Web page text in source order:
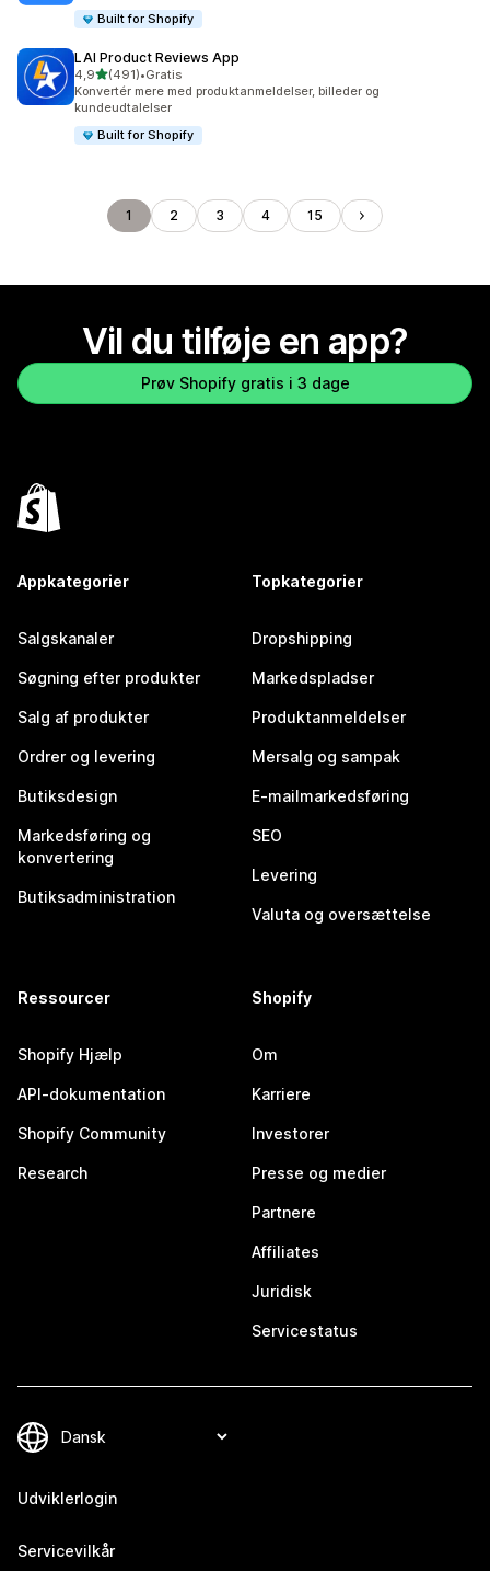
Built for Shopify
LAI Product Reviews App
4,9ud af 5 stjerner
(491)
491 anmeldelser i alt
•Gratis
Konvertér mere med produktanmeldelser, billeder og
kundeudtalelser
Built for Shopify
1 2 3 4 15
Vil du tilføje en app?
Prøv Shopify gratis i 3 dage
Appkategorier
Salgskanaler
Søgning efter produkter
Salg af produkter
Ordrer og levering
Butiksdesign
Markedsføring og
konvertering
Butiksadministration
Topkategorier
Dropshipping
Markedspladser
Produktanmeldelser
Mersalg og sampak
E-mailmarkedsføring
SEO
Levering
Valuta og oversættelse
Ressourcer
Shopify Hjælp
API-dokumentation
Shopify Community
Research
Shopify
Om
Karriere
Investorer
Presse og medier
Partnere
Affiliates
Juridisk
Servicestatus
Udviklerlogin
Servicevilkår